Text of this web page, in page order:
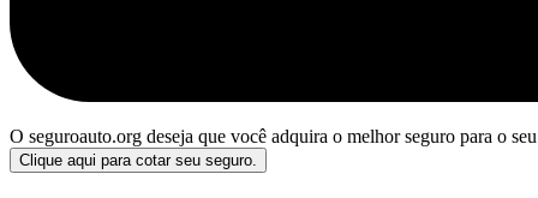
O seguroauto.org deseja que você adquira o melhor seguro para o
Clique aqui para cotar seu seguro.